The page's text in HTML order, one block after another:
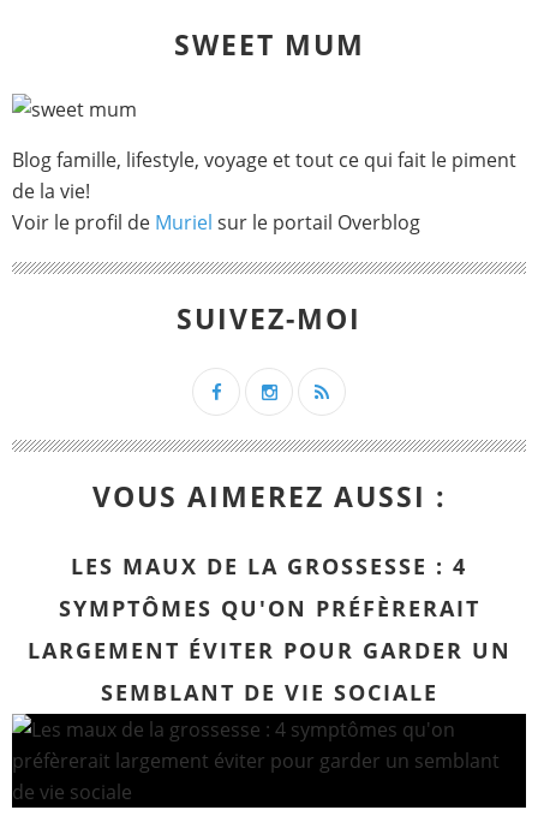
SWEET MUM
Blog famille, lifestyle, voyage et tout ce qui fait le piment
de la vie!
Voir le profil de Muriel sur le portail Overblog
SUIVEZ-MOI
VOUS AIMEREZ AUSSI :
LES MAUX DE LA GROSSESSE : 4
SYMPTÔMES QU'ON PRÉFÈRERAIT
LARGEMENT ÉVITER POUR GARDER UN
SEMBLANT DE VIE SOCIALE